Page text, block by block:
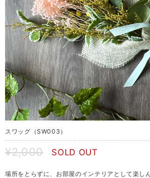
スワッグ（SW003）
¥2,000 SOLD OUT
場所をとらずに、お部屋のインテリアとして楽し